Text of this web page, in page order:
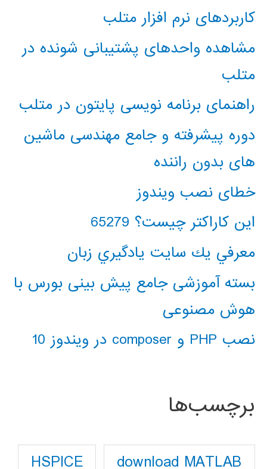
کاربردهای نرم افزار متلب
مشاهده واحدهای پشتیبانی شونده در
متلب
راهنمای برنامه نویسی پایتون در متلب
دوره پیشرفته و جامع مهندسی ماشین
های بدون راننده
خطای نصب ویندوز
این کاراکتر چیست؟ 65279
معرفي يك سايت يادگيري زبان
بسته آموزشی جامع پیش بینی بورس با
هوش مصنوعی
نصب PHP و composer در ویندوز 10
برچسب‌ها
download MATLAB
HSPICE